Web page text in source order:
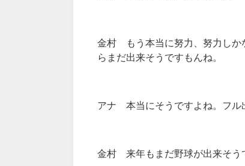
金村 もう本当に努力、努力しか
らまだ出来そうですもんね。
アナ 本当にそうですよね。フル
金村 来年もまだ野球が出来そう